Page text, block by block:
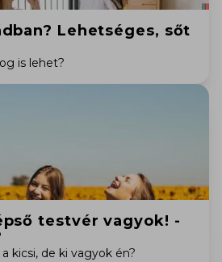
Lehetséges, sőt
is lehet?
testvér vagyok! -
kicsi, de ki vagyok én?